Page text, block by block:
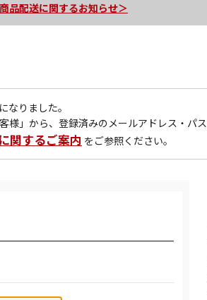
季休暇中のご注文・発送・お問い合わせ＞
りました。
」から、登録済みのメールアドレス・パス
関するご案内 をご参照ください。